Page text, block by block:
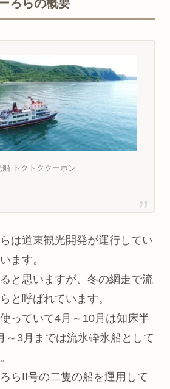
ろらの概要
トクトククーポン
は道東観光開発が運行してい
ます。
と思いますが、冬の網走で流
と呼ばれています。
っていて4月～10月は知床半
～3月までは流氷砕氷船として
らII号の二隻の船を運用して